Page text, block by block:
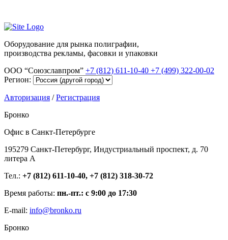
Оборудование для рынка полиграфии,
производства рекламы, фасовки и упаковки
ООО “Союзславпром” +7 (812) 611-10-40 +7 (499) 322-00-02
Регион:
Авторизация /Регистрация
Бронко
Офис в Санкт-Петербурге
195279 Санкт-Петербург, Индустриальный проспект, д. 70
литера А
Тел.: +7 (812) 611-10-40, +7 (812) 318-30-72
Время работы: пн.-пт.: с 9:00 до 17:30
E-mail: info@bronko.ru
Бронко